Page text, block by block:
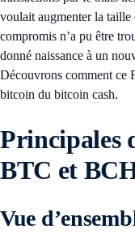
voulait augmenter la
compromis n’a pu être
donné naissance à un
Découvrons comment ce
bitcoin du bitcoin cash.
Principales
BTC et
Vue